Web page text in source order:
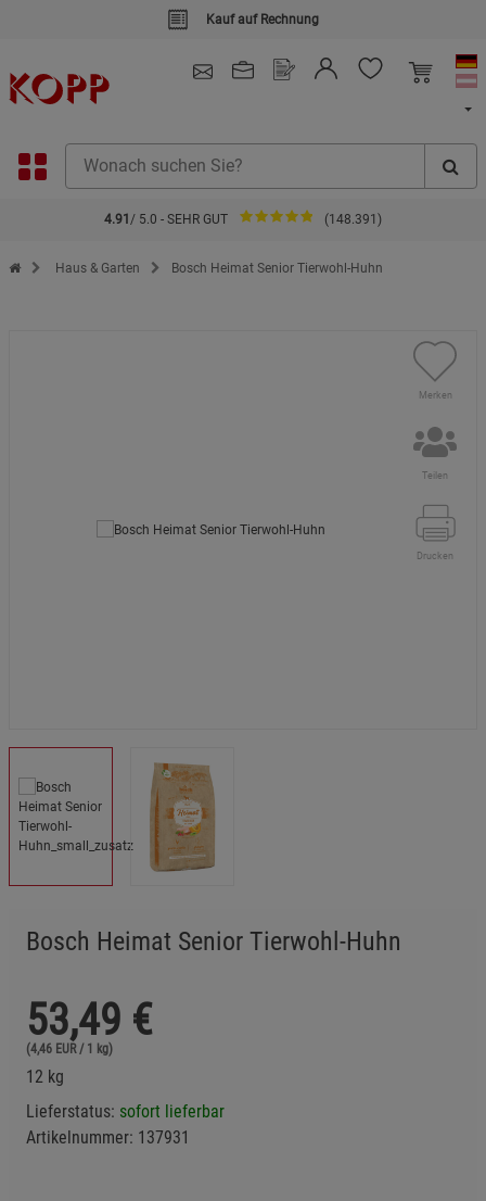
Kauf auf Rechnung
4.91 / 5.0 - SEHR GUT (148.391)
Zur Startseite des Kopp Verlag Online-Shop
Haus & Garten Bosch Heimat Senior Tierwohl-Huhn
Merken
Teilen
Drucken
Bosch Heimat Senior Tierwohl-Huhn
53,49 €
(4,46 EUR / 1 kg)
12 kg
Lieferstatus: sofort lieferbar
Artikelnummer: 137931